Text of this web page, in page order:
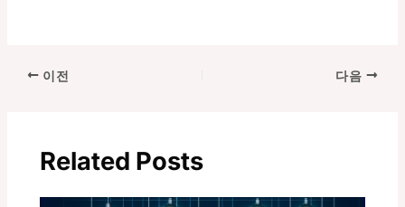
이전 다음
Related Posts